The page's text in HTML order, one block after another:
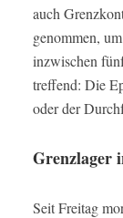
auch
genommen,
inzwischen
treffend: Die
oder der
Grenzlager
Seit Freitag